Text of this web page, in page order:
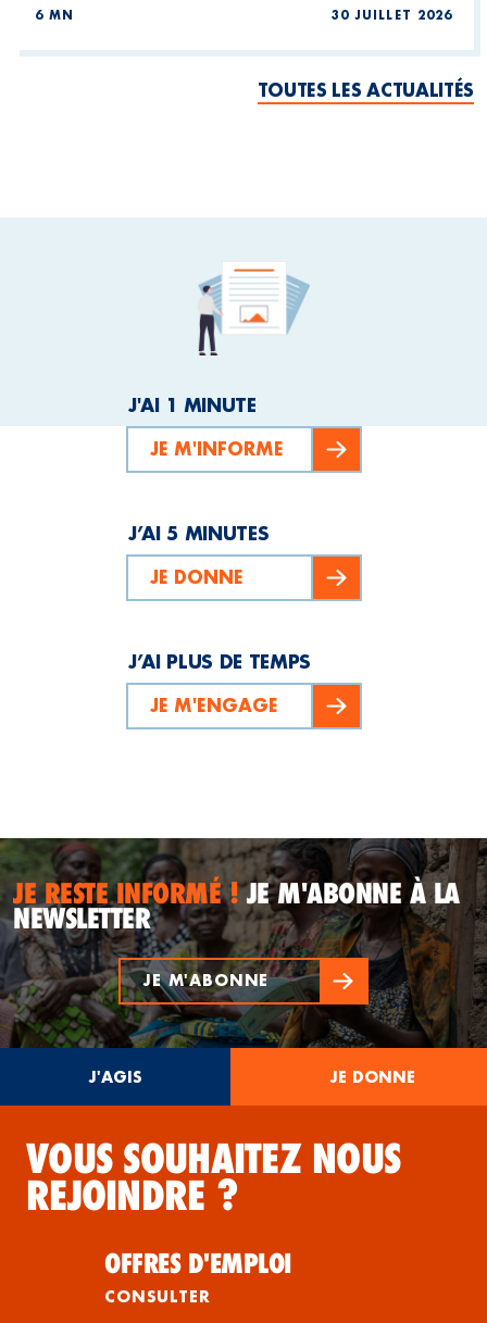
6 MN 30 JUILLET 2026
TOUTES LES ACTUALITÉS
J'AI 1 MINUTE
JE M'INFORME
J’AI 5 MINUTES
JE DONNE
J’AI PLUS DE TEMPS
JE M'ENGAGE
JE RESTE INFORMÉ !JE M'ABONNE À LA
NEWSLETTER
JE M'ABONNE
J'AGIS JE DONNE
VOUS SOUHAITEZ NOUS
REJOINDRE ?
OFFRES D'EMPLOI
CONSULTER